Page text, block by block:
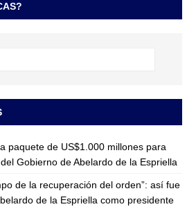
paquete de US$1.000 millones para
Gobierno de Abelardo de la Espriella
de la recuperación del orden”: así fue
de la Espriella como presidente